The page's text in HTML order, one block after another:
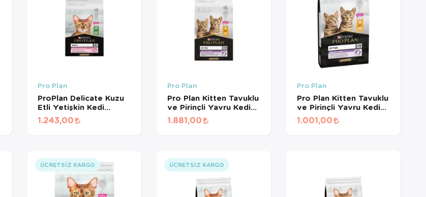
Pro Plan
ProPlan Delicate Kuzu
Etli Yetişkin Kedi
Maması 1,5Kg
1.243,00
Pro Plan
Pro Plan Kitten Tavuklu
ve Pirinçli Yavru Kedi
Maması 3 Kg
1.881,00
Pro Plan
Pro Plan Kitten Tavuklu
ve Pirinçli Yavru Kedi
Maması 1,5 Kg
1.001,00
ÜCRETSIZ KARGO ÜCRETSIZ KARGO